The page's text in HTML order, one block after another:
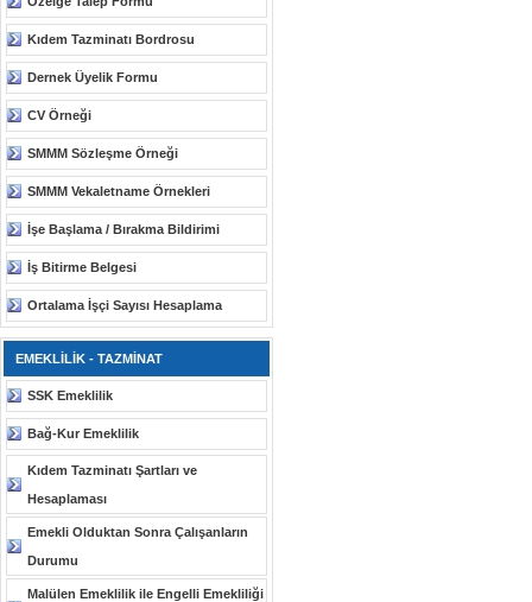
Kıdem Tazminatı Bordrosu
Dernek Üyelik Formu
CV Örneği
SMMM Sözleşme Örneği
SMMM Vekaletname Örnekleri
İşe Başlama / Bırakma Bildirimi
İş Bitirme Belgesi
Ortalama İşçi Sayısı Hesaplama
EMEKLİLİK - TAZMİNAT
SSK Emeklilik
Bağ-Kur Emeklilik
Kıdem Tazminatı Şartları ve
Hesaplaması
Emekli Olduktan Sonra Çalışanların
Durumu
Malülen Emeklilik ile Engelli Emekliliği